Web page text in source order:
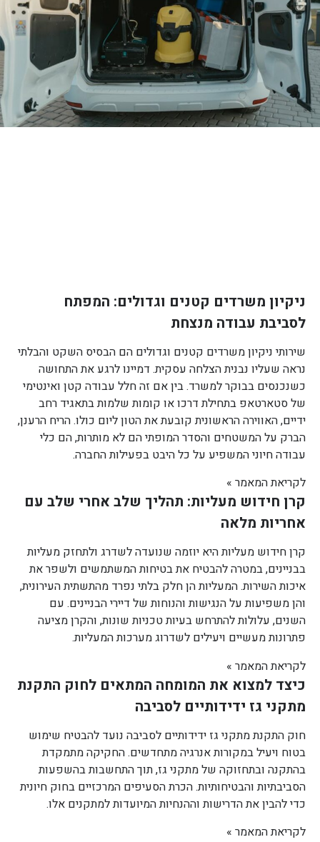
ניקיון משרדים קטנים וגדולים: המפתח
לסביבת עבודה מנצחת
שירותי ניקיון משרדים קטנים וגדולים הם הבסיס השקט והבלתי
נראה שעליו נבנית הצלחה עסקית. דמיינו לרגע את התחושה
כשנכנסים בבוקר למשרד. בין אם זה חלל עבודה קטן ואינטימי
של סטארטאפ בתחילת דרכו או קומות שלמות בתאגיד רחב
ידיים, האווירה הראשונית קובעת את הטון ליום כולו. הריח הרענן,
הברק על המשטחים והסדר המופתי הם לא מותרות, הם כלי
עבודה חיוני המשפיע על כל היבט בפעילות החברה.
לקריאת המאמר »
קרן חידוש מעליות: תהליך שלב אחרי שלב עם
אחריות מלאה
קרן חידוש מעליות היא יוזמה שנועדה לשדרג ולתחזק מעליות
בבניינים, במטרה להבטיח את בטיחות המשתמשים ולשפר את
איכות השירות. המעליות הן חלק בלתי נפרד מהתשתית העירונית,
והן משפיעות על הנגישות והנוחות של דיירי הבניינים. עם
השנים, עלולות להתרחש בעיות טכניות שונות, והקרן מציעה
פתרונות מעשיים ויעילים לשדרוג מערכות המעליות.
לקריאת המאמר »
כיצד למצוא את המומחה המתאים לחוק התקנת
מתקני גז ידידותיים לסביבה
חוק התקנת מתקני גז ידידותיים לסביבה נועד להבטיח שימוש
בטוח ויעיל במקורות אנרגיה מתחדשים. החקיקה מתמקדת
בהתקנה ובתחזוקה של מתקני גז, תוך התחשבות בהשפעות
הסביבתיות והבטיחותיות. הכרת הסעיפים המרכזיים בחוק חיונית
כדי להבין את הדרישות וההנחיות המיועדות למתקנים אלו.
לקריאת המאמר »